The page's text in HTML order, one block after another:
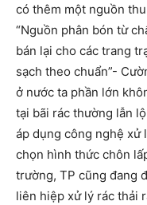
có thêm một nguồn
“Nguồn phân bón từ
bán lại cho các trang
sạch theo chuẩn”-
ở nước ta phần lớn
tại bãi rác thường lẫn
áp dụng công nghệ xử
chọn hình thức chôn
trường, TP cũng đang
liên hiệp xử lý rác thải